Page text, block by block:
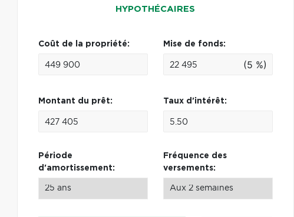
HYPOTHÉCAIRES
Coût de la propriété: Mise de fonds:
(5 %)
Montant du prêt: Taux d'intérêt:
Période
d'amortissement:
Fréquence des
versements: